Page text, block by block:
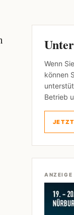
Wenn
können
Betrieb
ANZEIGE